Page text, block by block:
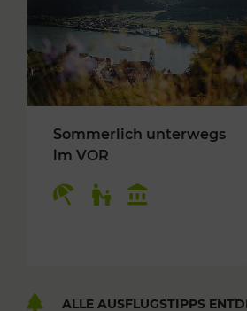
Sommerlich unterwegs
im VOR
ALLE AUSFLUGSTIPPS